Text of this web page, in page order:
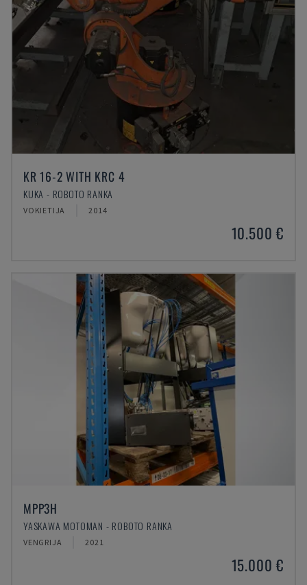
KR 16-2 WITH KRC 4
KUKA - ROBOTO RANKA
VOKIETIJA 2014
10.500 €
MPP3H
YASKAWA MOTOMAN - ROBOTO RANKA
VENGRIJA 2021
15.000 €